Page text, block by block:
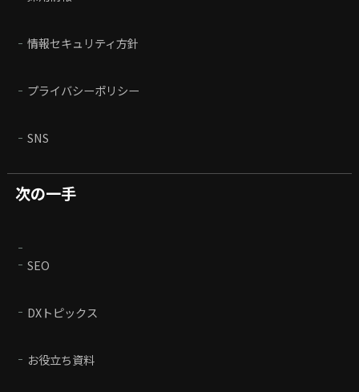
情報セキュリティ方針
プライバシーポリシー
SNS
次の一手
SEO
DXトピックス
お役立ち資料